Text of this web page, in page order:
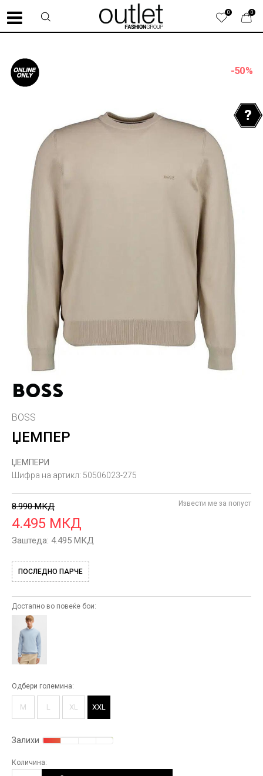
0
0
-50%
BOSS
ЏЕМПЕР
ЏЕМПЕРИ
Шифра на артикл: 50506023-275
8.990 МКД
4.495 МКД
Заштеда: 4.495 МКД
Извести ме за попуст
ПОСЛЕДНО ПАРЧЕ
Достапно во повеќе бои:
Одбери големина:
M L XL XXL
Залихи
Количина: